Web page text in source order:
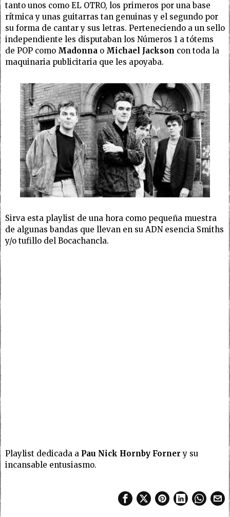
tanto unos como EL OTRO, los primeros por una base
rítmica y unas guitarras tan genuinas y el segundo por
su forma de cantar y sus letras. Perteneciendo a un sello
independiente les disputaban los Números 1 a tótems
de POP como Madonna o Michael Jackson con toda la
maquinaria publicitaria que les apoyaba.
Sirva esta playlist de una hora como pequeña muestra
de algunas bandas que llevan en su ADN esencia Smiths
y/o tufillo del Bocachancla.
Playlist dedicada a Pau Nick Hornby Forner y su
incansable entusiasmo.